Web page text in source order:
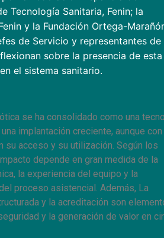
Tecnología Sanitaria, Fenin; la
y la Fundación Ortega-
de Servicio y representantes de
sobre la presencia de esta
el sistema sanitario.
se ha consolidado como una
implantación creciente, aunque con
su acceso y su utilización. Según los
depende en gran medida de la
la experiencia del equipo y la
proceso asistencial. Además, La
y la acreditación son
y la generación de valor en